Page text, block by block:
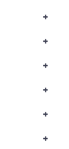
+
+
+
+
+
+